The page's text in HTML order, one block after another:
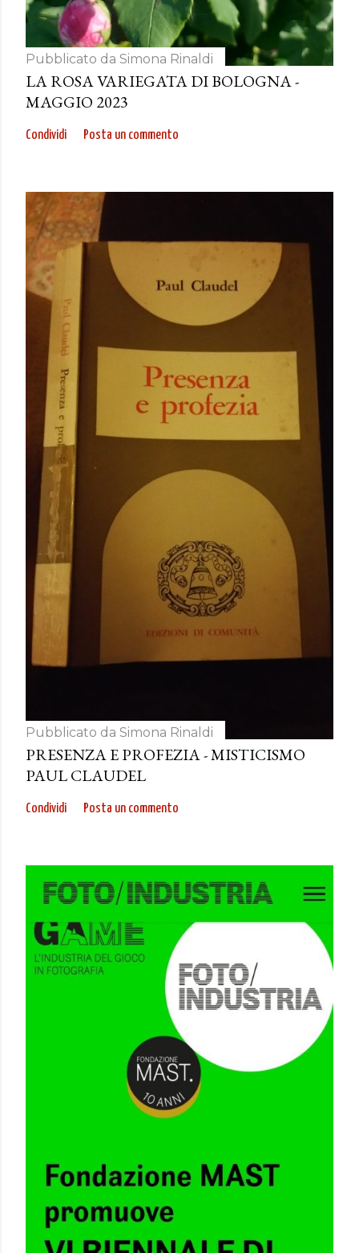
Pubblicato da Simona Rinaldi
LA ROSA VARIEGATA DI BOLOGNA -
MAGGIO 2023
Condividi Posta un commento
Pubblicato da Simona Rinaldi
PRESENZA E PROFEZIA - MISTICISMO
PAUL CLAUDEL
Condividi Posta un commento